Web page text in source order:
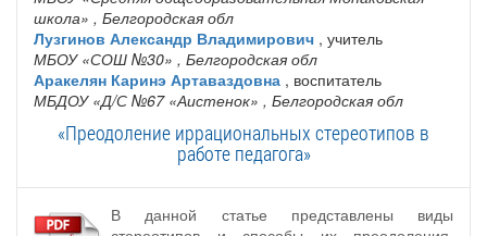
школа» , Белгородская обл
Лузгинов Александр Владимирович , учитель
МБОУ «СОШ №30» , Белгородская обл
Аракелян Каринэ Артаваздовна , воспитатель
МБДОУ «Д/С №67 «Аистенок» , Белгородская обл
«Преодоление иррациональных стереотипов в
работе педагога»
В данной статье представлены виды